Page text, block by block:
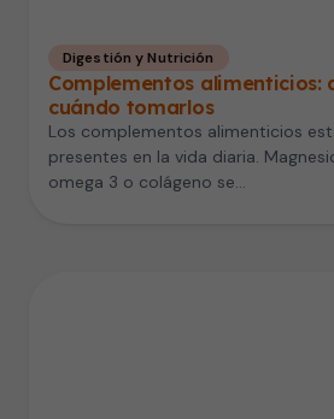
Digestión y Nutrición
Complementos alimenticios:
cuándo tomarlos
Los complementos alimenticios
presentes en la vida diaria.
omega 3 o colágeno se…